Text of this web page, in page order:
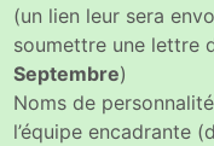
(un lien leur sera
soumettre une lettre
Septembre)
Noms de
l’équipe encadrante